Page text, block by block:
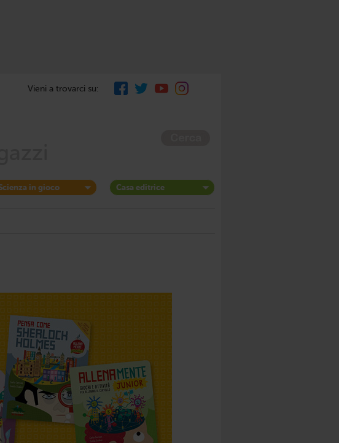
Vieni a trovarci su:
in gioco Casa editrice